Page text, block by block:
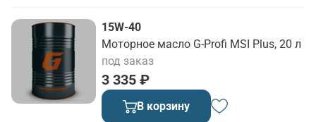
15W-40
Моторное масло G-Profi MSI Plus, 20 л
3 335 ₽
под заказ
В корзину